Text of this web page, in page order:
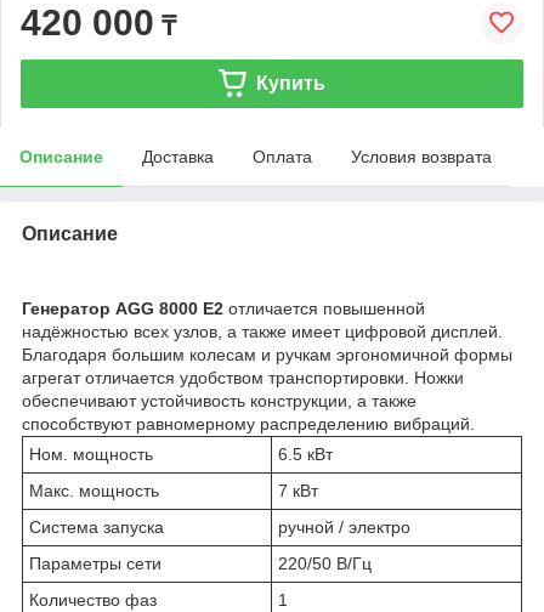
420 000 ₸
Купить
Описание Доставка Оплата Условия возврата
Описание
Генератор AGG 8000 Е2 отличается повышенной
надёжностью всех узлов, а также имеет цифровой дисплей.
Благодаря большим колесам и ручкам эргономичной формы
агрегат отличается удобством транспортировки. Ножки
обеспечивают устойчивость конструкции, а также
способствуют равномерному распределению вибраций.
Ном. мощность
6.5 кВт
Макс. мощность
7 кВт
Система запуска
ручной / электро
Параметры сети
220/50 В/Гц
Количество фаз
1